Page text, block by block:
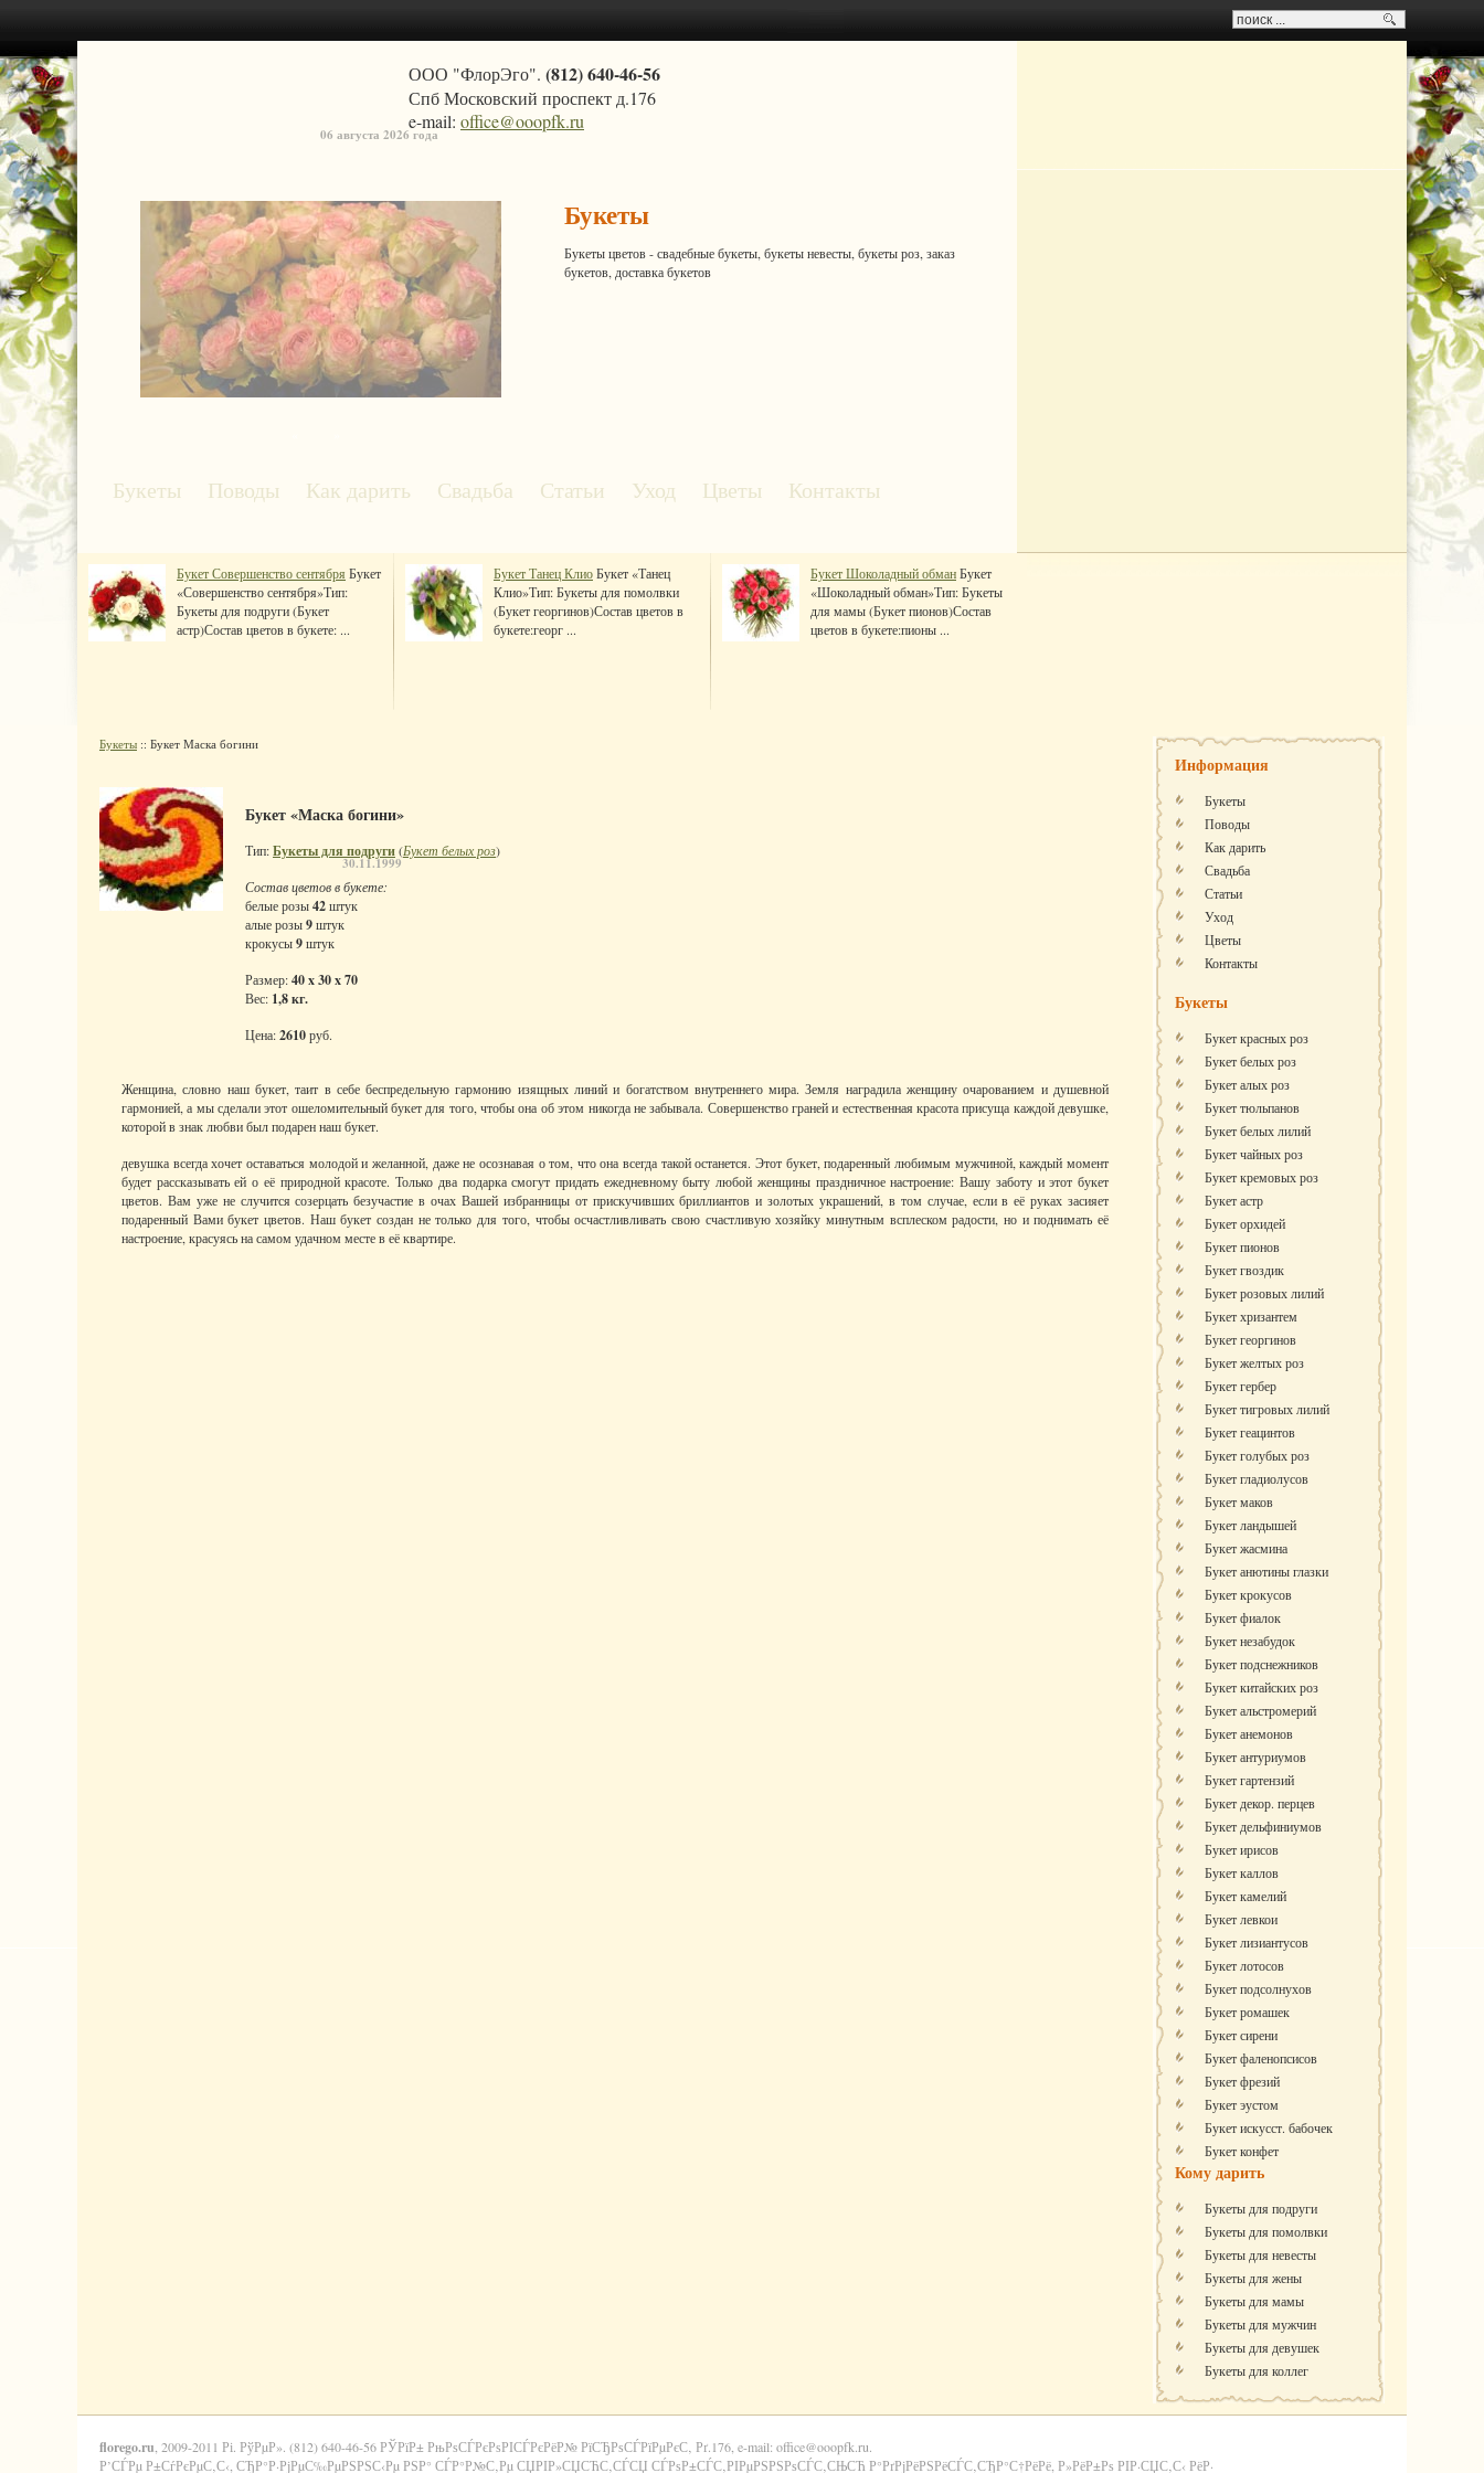
06 августа 2026 года
Букеты
Букеты цветов - свадебные букеты, букеты невесты, букеты роз, заказ
букетов, доставка букетов
Букеты Поводы Как дарить Свадьба Статьи Уход Цветы Контакты
Букет Совершенство сентября Букет
«Совершенство сентября»Тип:
Букеты для подруги (Букет
астр)Состав цветов в букете: ...
Букет Танец КлиоБукет «Танец
Клио»Тип: Букеты для помолвки
(Букет георгинов)Состав цветов в
букете:георг ...
Букет Шоколадный обманБукет
«Шоколадный обман»Тип: Букеты
для мамы (Букет пионов)Состав
цветов в букете:пионы ...
Букеты :: Букет Маска богини
30.11.1999
Букет «Маска богини»
Тип:Букеты для подруги(Букет белых роз)
Состав цветов в букете:
белые розы42штук
алые розы9штук
крокусы9штук
Размер:40 x 30 x 70
Вес: 1,8 кг.
Цена:2610руб.
Женщина, словно наш букет, таит в себе беспредельную гармонию изящных линий и богатством внутреннего мира. Земля наградила женщину очарованием и душевной
гармонией, а мы сделали этот ошеломительный букет для того, чтобы она об этом никогда не забывала. Совершенство граней и естественная красота присуща каждой девушке,
которой в знак любви был подарен наш букет.
девушка всегда хочет оставаться молодой и желанной, даже не осознавая о том, что она всегда такой останется. Этот букет, подаренный любимым мужчиной, каждый момент
будет рассказывать ей о её природной красоте. Только два подарка смогут придать ежедневному быту любой женщины праздничное настроение: Вашу заботу и этот букет
цветов. Вам уже не случится созерцать безучастие в очах Вашей избранницы от прискучивших бриллиантов и золотых украшений, в том случае, если в её руках засияет
подаренный Вами букет цветов. Наш букет создан не только для того, чтобы осчастливливать свою счастливую хозяйку минутным всплеском радости, но и поднимать её
настроение, красуясь на самом удачном месте в её квартире.
Информация
Букеты
Поводы
Как дарить
Свадьба
Статьи
Уход
Цветы
Контакты
Букеты
Букет красных роз
Букет белых роз
Букет алых роз
Букет тюльпанов
Букет белых лилий
Букет чайных роз
Букет кремовых роз
Букет астр
Букет орхидей
Букет пионов
Букет гвоздик
Букет розовых лилий
Букет хризантем
Букет георгинов
Букет желтых роз
Букет гербер
Букет тигровых лилий
Букет геацинтов
Букет голубых роз
Букет гладиолусов
Букет маков
Букет ландышей
Букет жасмина
Букет анютины глазки
Букет крокусов
Букет фиалок
Букет незабудок
Букет подснежников
Букет китайских роз
Букет альстромерий
Букет анемонов
Букет антуриумов
Букет гартензий
Букет декор. перцев
Букет дельфиниумов
Букет ирисов
Букет каллов
Букет камелий
Букет левкои
Букет лизиантусов
Букет лотосов
Букет подсолнухов
Букет ромашек
Букет сирени
Букет фаленопсисов
Букет фрезий
Букет эустом
Букет искусст. бабочек
Букет конфет
Кому дарить
Букеты для подруги
Букеты для помолвки
Букеты для невесты
Букеты для жены
Букеты для мамы
Букеты для мужчин
Букеты для девушек
Букеты для коллег
florego.ru , 2009-2011 Рі. РўРµР». (812) 640-46-56 РЎРїР± РњРѕСЃРєРѕРІСЃРєРёР№ РїСЂРѕСЃРїРµРєС‚ Рґ.176, e-mail: office@ooopfk.ru.
Р’СЃРµ Р±СѓРєРµС‚С‹, СЂР°Р·РјРµС‰РµРЅРЅС‹Рµ РЅР° СЃР°Р№С‚Рµ СЏРІР»СЏСЋС‚СЃСЏ СЃРѕР±СЃС‚РІРµРЅРЅРѕСЃС‚СЊСЋ Р°РґРјРёРЅРёСЃС‚СЂР°С†РёРё, Р»РёР±Рѕ РІР·СЏС‚С‹ РёР·
ООО "ФлорЭго". (812) 640-46-56
Спб Московский проспект д.176
e-mail: office@ooopfk.ru